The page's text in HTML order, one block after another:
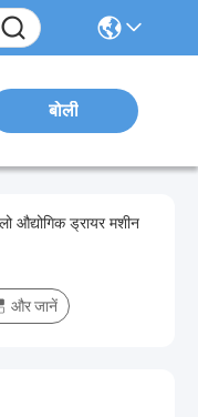
बोली
ड्रायर मशीन
और जानें